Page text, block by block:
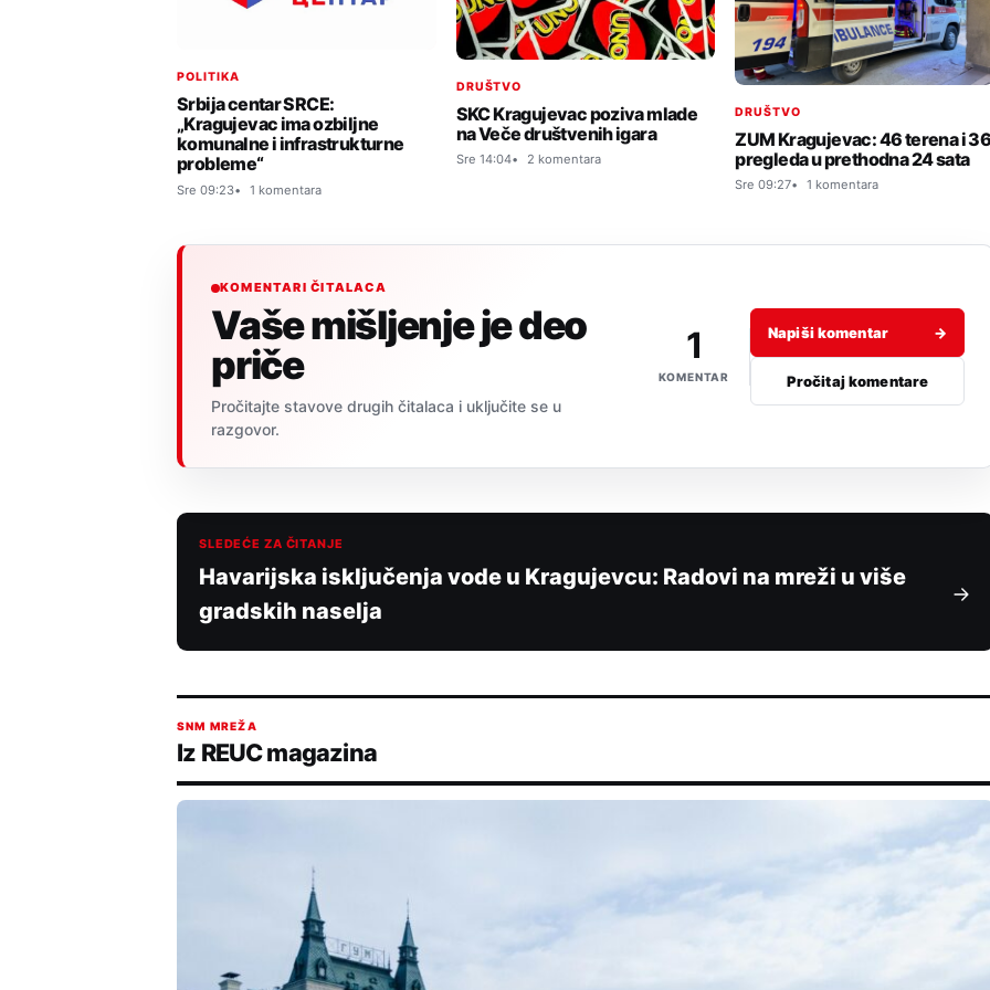
POLITIKA
Srbija centar SRCE:
„Kragujevac ima ozbiljne
komunalne i infrastrukturne
probleme“
Sre 09:23 1 komentara
DRUŠTVO
SKC Kragujevac poziva mlade
na Veče društvenih igara
Sre 14:04 2 komentara
DRUŠTVO
ZUM Kragujevac: 46 terena i
pregleda u prethodna 24 sata
Sre 09:27 1 komentara
KOMENTARI ČITALACA
Vaše mišljenje je deo
priče
Pročitajte stavove drugih čitalaca i uključite se u
razgovor.
1
KOMENTAR
Napiši komentar →
Pročitaj komentare
SLEDEĆE ZA ČITANJE
Havarijska isključenja vode u Kragujevcu: Radovi na mreži u više
gradskih naselja
SNM MREŽA
Iz REUC magazina